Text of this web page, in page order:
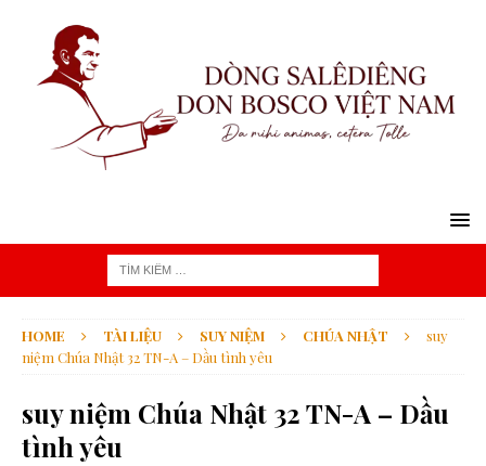
HOME TÀI LIỆU SUY NIỆM CHÚA NHẬT
suy
niệm Chúa Nhật 32 TN-A – Dầu tình yêu
suy niệm Chúa Nhật 32 TN-A – Dầu
tình yêu